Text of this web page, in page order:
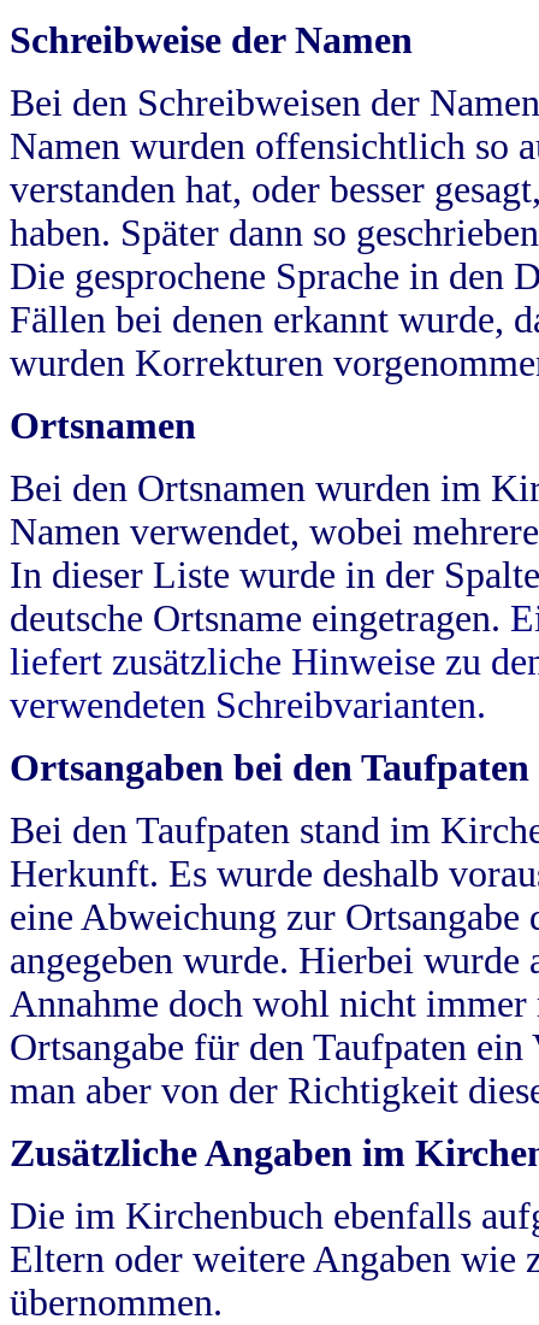
Schreibweise der Namen
Bei den Schreibweisen der
Namen wurden offensichtlich so
verstanden hat, oder besser
haben. Später dann so
Die gesprochene Sprache in
Fällen bei denen erkannt wurde,
wurden Korrekturen
Ortsnamen
Bei den Ortsnamen wurden im
Namen verwendet, wobei
In dieser Liste wurde in der
deutsche Ortsname eingetragen.
liefert zusätzliche Hinweise zu
verwendeten Schreibvarianten.
Ortsangaben bei den Taufpaten
Bei den Taufpaten stand im
Herkunft. Es wurde deshalb
eine Abweichung zur
angegeben wurde. Hierbei wurde
Annahme doch wohl nicht
Ortsangabe für den Taufpaten
man aber von der Richtigkeit
Zusätzliche Angaben im
Die im Kirchenbuch ebenfalls
Eltern oder weitere Angaben wie
übernommen.